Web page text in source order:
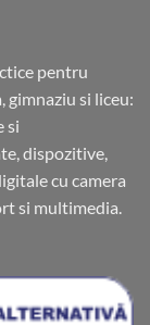
pentru
gimnaziu si liceu:
si
dispozitive,
cu camera
si multimedia.